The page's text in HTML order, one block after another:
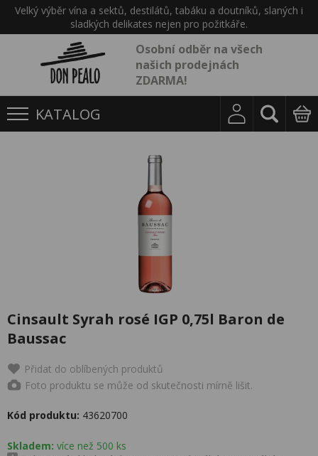
Velký výběr vína a sektů, destilátů, tabáku a doutníků, slaných i
sladkých delikates nejen pro požitkáře.
Osobní odběr na všech
našich prodejnách
ZDARMA!
KATALOG
Cinsault Syrah rosé IGP 0,75l Baron de
Baussac
Přidat do oblíbených produktů
Foto produktu se může od skutečnosti mírně lišit.
Kód produktu: 43620700
Skladem: více než 500 ks